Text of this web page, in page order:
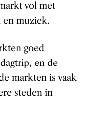
vol met
muziek.
goed
en de
markten is vaak
steden in